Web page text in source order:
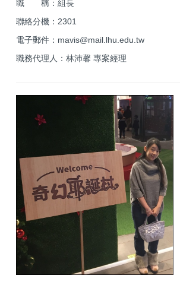
職 稱：組長
聯絡分機：2301
電子郵件：mavis@mail.lhu.edu.tw
職務代理人：林沛馨 專案經理